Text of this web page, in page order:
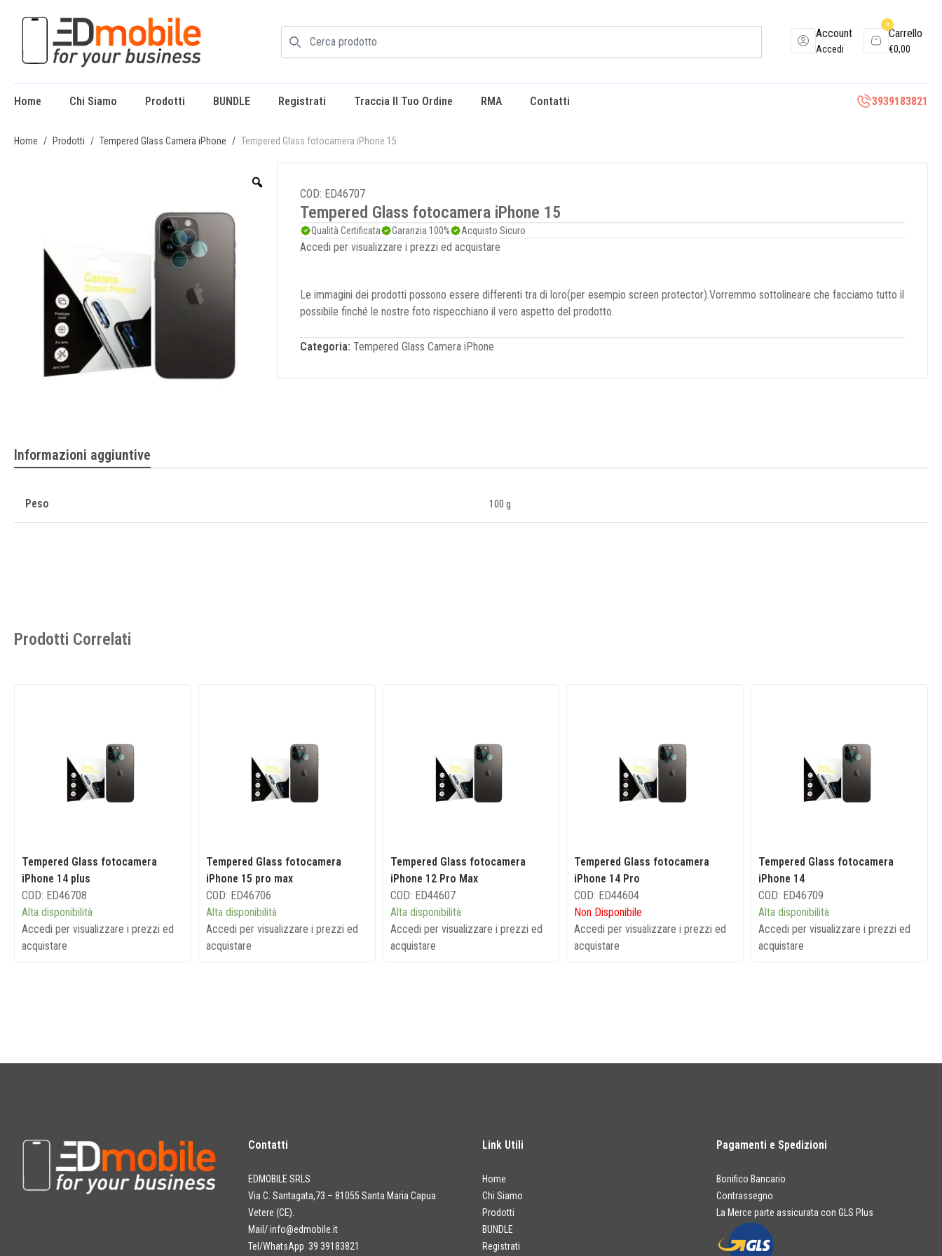
Account
Accedi
Carrello
€0,00
0
Home Chi Siamo Prodotti BUNDLE Registrati Traccia Il Tuo Ordine RMA Contatti
3939183821
Home / Prodotti / Tempered Glass Camera iPhone / Tempered Glass fotocamera iPhone 15
COD: ED46707
Tempered Glass fotocamera iPhone 15
Qualità Certificata Garanzia 100% Acquisto Sicuro
Accedi per visualizzare i prezzi ed acquistare
Le immagini dei prodotti possono essere differenti tra di loro(per esempio screen protector).Vorremmo sottolineare che facciamo tutto il
possibile finché le nostre foto rispecchiano il vero aspetto del prodotto.
Categoria: Tempered Glass Camera iPhone
Informazioni aggiuntive
Peso 100 g
Prodotti Correlati
Tempered Glass fotocamera
iPhone 14 plus
COD: ED46708
Alta disponibilità
Accedi per visualizzare i prezzi ed
acquistare
Tempered Glass fotocamera
iPhone 15 pro max
COD: ED46706
Alta disponibilità
Accedi per visualizzare i prezzi ed
acquistare
Tempered Glass fotocamera
iPhone 12 Pro Max
COD: ED44607
Alta disponibilità
Accedi per visualizzare i prezzi ed
acquistare
Tempered Glass fotocamera
iPhone 14 Pro
COD: ED44604
Non Disponibile
Accedi per visualizzare i prezzi ed
acquistare
Tempered Glass fotocamera
iPhone 14
COD: ED46709
Alta disponibilità
Accedi per visualizzare i prezzi ed
acquistare
Contatti
EDMOBILE SRLS
Via C. Santagata,73 – 81055 Santa Maria Capua
Vetere (CE).
Mail/info@edmobile.it
Tel/WhatsApp 39 39183821
Link Utili
Home
Chi Siamo
Prodotti
BUNDLE
Registrati
Pagamenti e Spedizioni
Bonifico Bancario
Contrassegno
La Merce parte assicurata con GLS Plus